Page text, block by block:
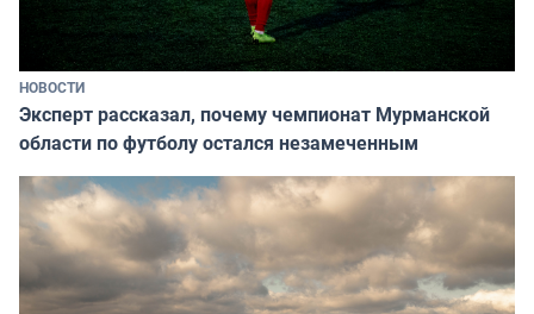
НОВОСТИ
Эксперт рассказал, почему чемпионат Мурманской
области по футболу остался незамеченным